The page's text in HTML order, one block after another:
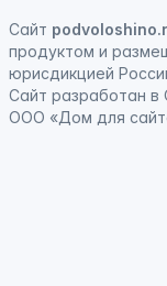
Сайт
продуктом и
юрисдикцией
Сайт разработан в
ООО «Дом для